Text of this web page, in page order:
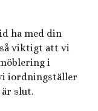
ha med din
viktigt att vi
i
iordningställer
slut.